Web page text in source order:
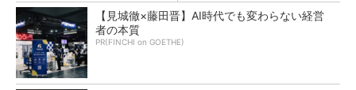
【見城徹×藤田晋】AI時代でも変わらない経営
者の本質
PR(FINCHI on GOETHE)